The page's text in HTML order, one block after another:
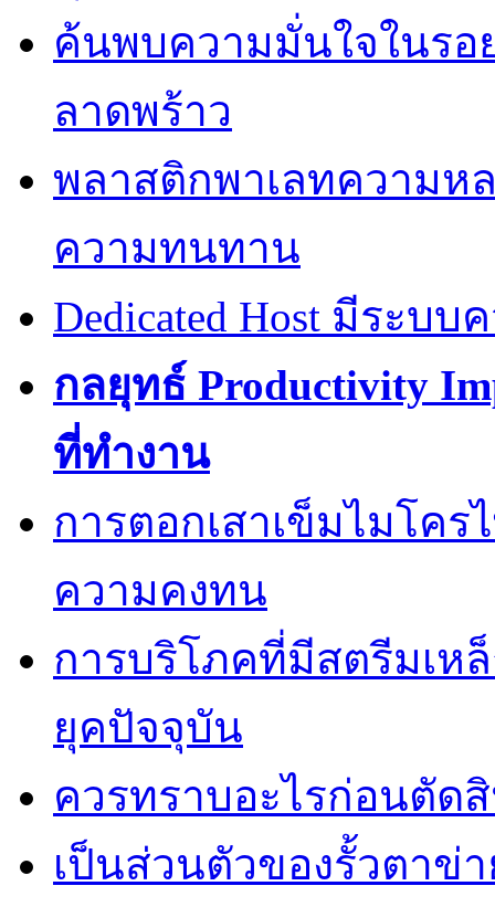
ค้นพบความมั่นใจในร
ลาดพร้าว
พลาสติกพาเลทความห
ความทนทาน
Dedicated Host มีระบ
กลยุทธ์ Productivity
ที่ทำงาน
การตอกเสาเข็มไมโค
ความคงทน
การบริโภคที่มีสตรีมเห
ยุคปัจจุบัน
ควรทราบอะไรก่อนตัด
เป็นส่วนตัวของรั้วตาข่